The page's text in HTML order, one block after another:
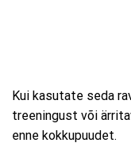
Kui kasutate seda
treeningust või
enne kokkupuudet.